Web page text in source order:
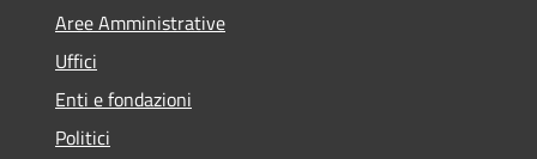
Aree Amministrative
Uffici
Enti e fondazioni
Politici